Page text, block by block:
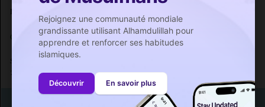
Rejoignez une communauté mondiale
grandissante utilisant Alhamdulillah pour
apprendre et renforcer ses habitudes
islamiques.
Découvrir En savoir plus
Le dhikr en phonétique :
Ghoufrânak.
Source : at-Tirmidhi (#7), Abou Dawoud (#30), Ibn Majah (#300), et an-Nasai dans
'Amal al-Yawm wa al-Laylah (#79). Voir aussi takhrij de Zad al-Ma'ad (2/386).
Avant d'entrer aux toilettes <<Précédent